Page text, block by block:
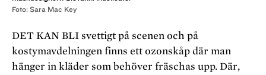
Foto: Sara Mac Key
DET KAN BLI svettigt på scenen och på
kostymavdelningen finns ett ozonskåp där man
hänger in kläder som behöver fräschas upp. Där,